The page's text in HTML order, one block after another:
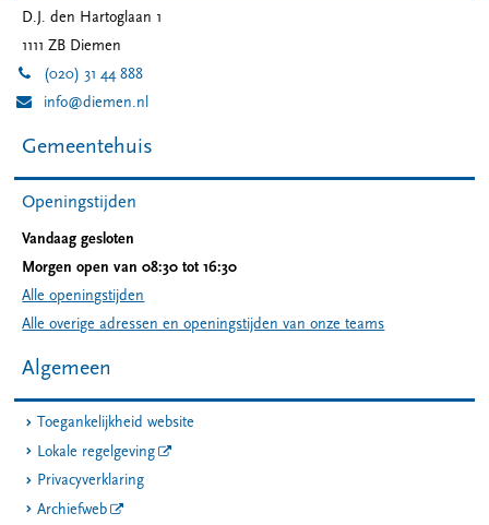
D.J. den Hartoglaan 1
1111 ZB Diemen
(020) 31 44 888
info@diemen.nl
Gemeentehuis
Openingstijden
Vandaag gesloten
Morgen open van 08:30 tot 16:30
Alle openingstijden
Alle overige adressen en openingstijden van onze teams
Algemeen
Toegankelijkheid website
Lokale regelgeving
Privacyverklaring
Archiefweb